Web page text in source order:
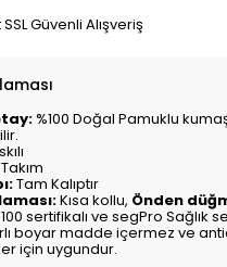
Güvenli Alışveriş
%100 Doğal Pamuklu
Takım
Tam Kalıptır
Kısa kollu, Önden
100 sertifikalı ve segPro Sağlık
boyar madde içermez ve
için uygundur.